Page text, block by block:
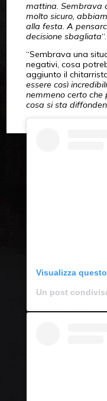
mattina. Sembrava
molto sicuro,
alla festa. A
decisione sbagliata“.
“Sembrava una
negativi, cosa
aggiunto il
essere così
nemmeno certo che
cosa si sta
Visualizza